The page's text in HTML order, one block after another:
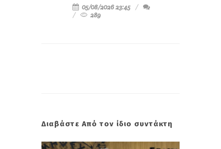
05/08/2026 23:45
289
Διαβάστε Από τον ίδιο συντάκτη